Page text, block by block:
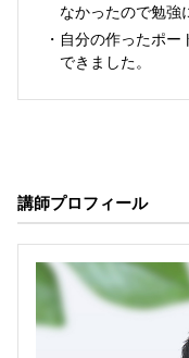
なかったので勉強
・ 自分の作ったポー
できました。
講師プロフィール